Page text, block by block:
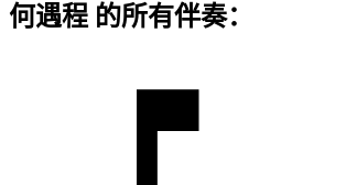
何遇程 的所有伴奏：